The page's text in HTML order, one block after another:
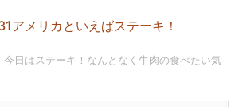
アメリカといえばステーキ！
日はステーキ！なんとなく牛肉の食べたい気